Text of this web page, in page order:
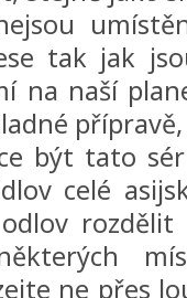
tak jak
na naší
být tato
celé
ne přes